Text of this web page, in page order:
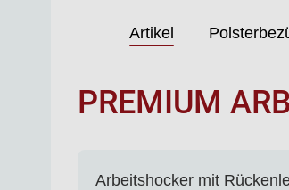
Artikel
PREMIUM
Arbeitshocker mit